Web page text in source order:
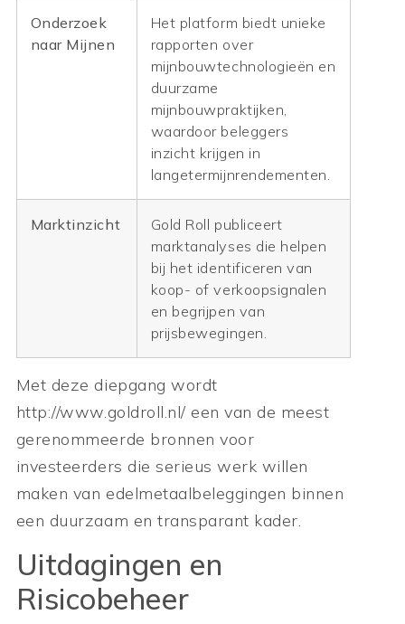
Onderzoek
naar Mijnen
Het platform biedt unieke
rapporten over
mijnbouwtechnologieën en
duurzame
mijnbouwpraktijken,
waardoor beleggers
inzicht krijgen in
langetermijnrendementen.
Marktinzicht
Gold Roll publiceert
marktanalyses die helpen
bij het identificeren van
koop- of verkoopsignalen
en begrijpen van
prijsbewegingen.
Met deze diepgang wordt
http://www.goldroll.nl/ een van de meest
gerenommeerde bronnen voor
investeerders die serieus werk willen
maken van edelmetaalbeleggingen binnen
een duurzaam en transparant kader.
Uitdagingen en
Risicobeheer